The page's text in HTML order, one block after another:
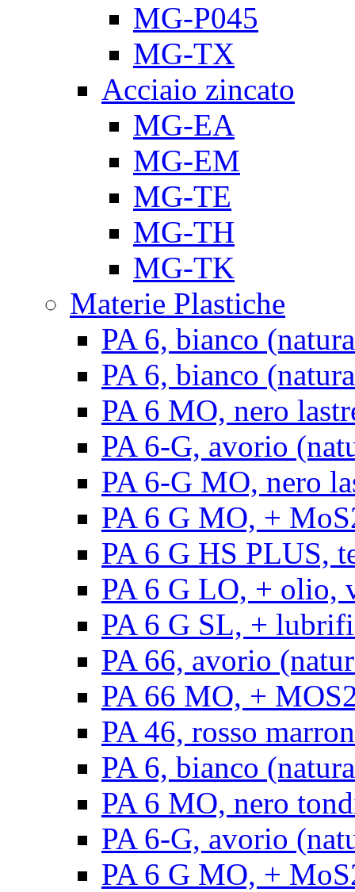
MG-P045
MG-TX
Acciaio zincato
MG-EA
MG-EM
MG-TE
MG-TH
MG-TK
Materie Plastiche
PA 6, bianco
PA 6, bianco
PA 6 MO, nero
PA 6-G, avorio
PA 6-G MO, nero
PA 6 G MO, +
PA 6 G HS PLUS,
PA 6 G LO, + olio,
PA 6 G SL, +
PA 66, avorio
PA 66 MO, +
PA 46, rosso
PA 6, bianco
PA 6 MO, nero
PA 6-G, avorio
PA 6 G MO, +